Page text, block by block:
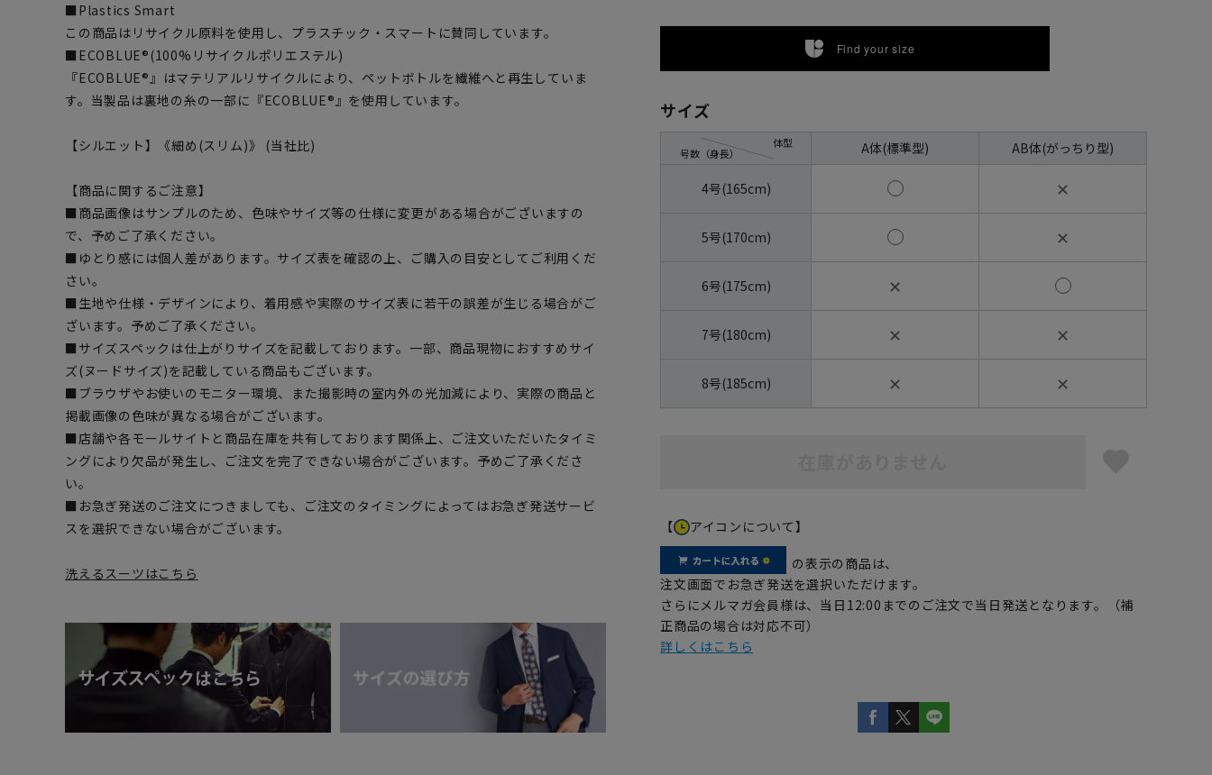
■Plastics Smart
この商品はリサイクル原料を使用し、プラスチック・スマートに賛同しています。
■ECOBLUE®(100%リサイクルポリエステル)
『ECOBLUE®』はマテリアルリサイクルにより、ペットボトルを繊維へと再生していま
す。当製品は裏地の糸の一部に『ECOBLUE®』を使用しています。
【シルエット】《細め(スリム)》 (当社比)
【商品に関するご注意】
■商品画像はサンプルのため、色味やサイズ等の仕様に変更がある場合がございますの
で、予めご了承ください。
■ゆとり感には個人差があります。サイズ表を確認の上、ご購入の目安としてご利用くだ
さい。
■生地や仕様・デザインにより、着用感や実際のサイズ表に若干の誤差が生じる場合がご
ざいます。予めご了承ください。
■サイズスペックは仕上がりサイズを記載しております。一部、商品現物におすすめサイ
ズ(ヌードサイズ)を記載している商品もございます。
■ブラウザやお使いのモニター環境、また撮影時の室内外の光加減により、実際の商品と
掲載画像の色味が異なる場合がございます。
■店舗や各モールサイトと商品在庫を共有しております関係上、ご注文いただいたタイミ
ングにより欠品が発生し、ご注文を完了できない場合がございます。予めご了承くださ
い。
■お急ぎ発送のご注文につきましても、ご注文のタイミングによってはお急ぎ発送サービ
スを選択できない場合がございます。
洗えるスーツはこちら
Find your size
サイズ
号数（身長）
体型 A体(標準型) AB体(がっちり型)
4号(165cm) ✕
5号(170cm) ✕
6号(175cm) ✕
7号(180cm) ✕ ✕
8号(185cm) ✕ ✕
【 アイコンについて】
の表示の商品は、
注文画面でお急ぎ発送を選択いただけます。
さらにメルマガ会員様は、当日12:00までのご注文で当日発送となります。（補
正商品の場合は対応不可）
詳しくはこちら